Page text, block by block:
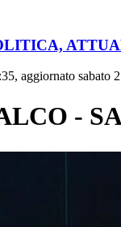
aggiornato sabato
-